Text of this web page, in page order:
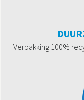
Verpakking 100%